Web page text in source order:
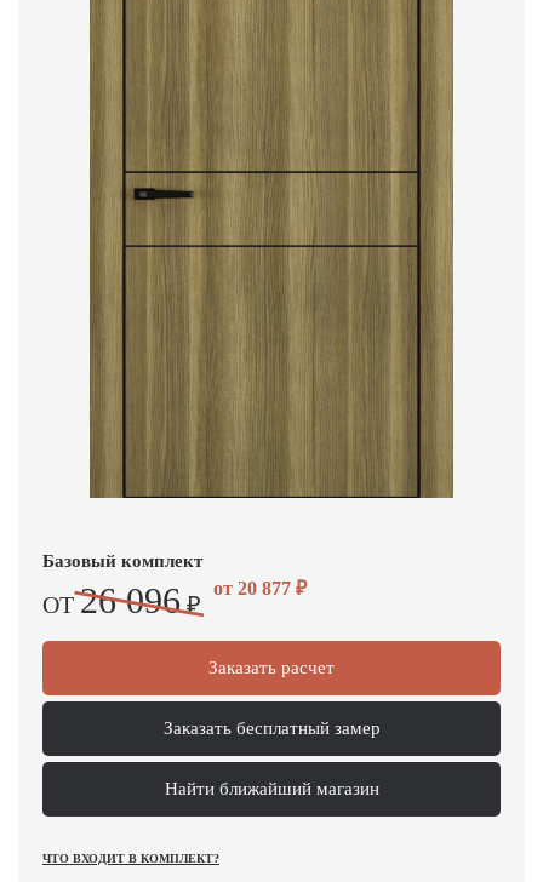
Базовый комплект
ОТ26 096₽
от 20 877 ₽
Заказать расчет
Заказать бесплатный замер
Найти ближайший магазин
ЧТО ВХОДИТ В КОМПЛЕКТ?